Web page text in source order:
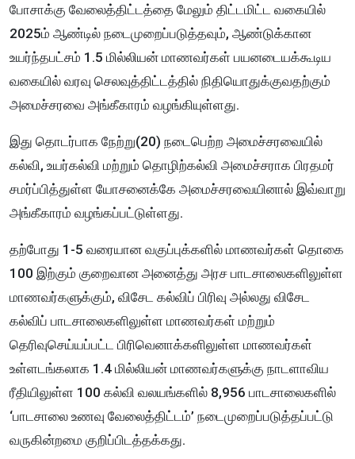
போசாக்கு வேலைத்திட்டத்தை மேலும் திட்டமிட்ட வகையில்
2025ம் ஆண்டில் நடைமுறைப்படுத்தவும், ஆண்டுக்கான
உயர்ந்தபட்சம் 1.5 மில்லியன் மாணவர்கள் பயனடையக்கூடிய
வகையில் வரவு செலவுத்திட்டத்தில் நிதியொதுக்குவதற்கும்
அமைச்சரவை அங்கீகாரம் வழங்கியுள்ளது.
இது தொடர்பாக நேற்று(20) நடைபெற்ற அமைச்சரவையில்
கல்வி, உயர்கல்வி மற்றும் தொழிற்கல்வி அமைச்சராக பிரதமர்
சமர்ப்பித்துள்ள யோசனைக்கே அமைச்சரவையினால் இவ்வாறு
அங்கீகாரம் வழங்கப்பட்டுள்ளது.
தற்போது 1-5 வரையான வகுப்புக்களில் மாணவர்கள் தொகை
100 இற்கும் குறைவான அனைத்து அரச பாடசாலைகளிலுள்ள
மாணவர்களுக்கும், விசேட கல்விப் பிரிவு அல்லது விசேட
கல்விப் பாடசாலைகளிலுள்ள மாணவர்கள் மற்றும்
தெரிவுசெய்யப்பட்ட பிரிவெனாக்களிலுள்ள மாணவர்கள்
உள்ளடங்கலாக 1.4 மில்லியன் மாணவர்களுக்கு நாடளாவிய
ரீதியிலுள்ள 100 கல்வி வலயங்களில் 8,956 பாடசாலைகளில்
‘பாடசாலை உணவு வேலைத்திட்டம்’ நடைமுறைப்படுத்தப்பட்டு
வருகின்றமை குறிப்பிடத்தக்கது.